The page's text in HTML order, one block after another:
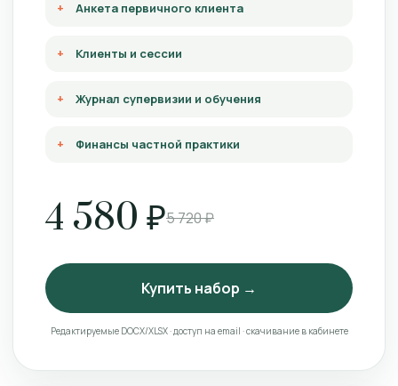
Анкета первичного клиента
Клиенты и сессии
Журнал супервизии и обучения
Финансы частной практики
4 580 ₽5 720 ₽
Купить набор →
Редактируемые DOCX/XLSX · доступ на email · скачивание в кабинете